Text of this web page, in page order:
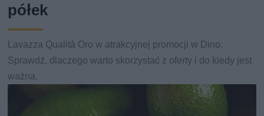
półek
Lavazza Qualità Oro w atrakcyjnej promocji w Dino.
Sprawdź, dlaczego warto skorzystać z oferty i do kiedy jest
ważna.